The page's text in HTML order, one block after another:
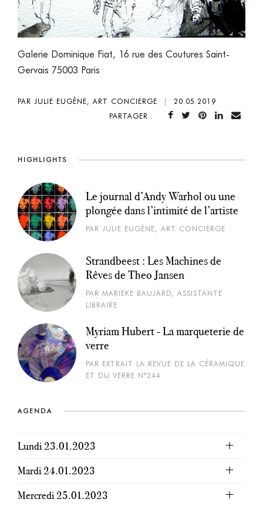
Galerie Dominique Fiat, 16 rue des Coutures Saint-
Gervais 75003 Paris
PAR JULIE EUGÈNE, ART CONCIERGE
20.05.2019
PARTAGER :
HIGHLIGHTS
Le journal d’Andy Warhol ou une
plongée dans l’intimité de l’artiste
PAR JULIE EUGÈNE, ART CONCIERGE
Strandbeest : Les Machines de
Rêves de Theo Jansen
PAR MARIEKE BAUJARD, ASSISTANTE
LIBRAIRE
Myriam Hubert - La marqueterie de
verre
PAR EXTRAIT LA REVUE DE LA CÉRAMIQUE
ET DU VERRE N°244
AGENDA
Lundi 23.01.2023
Mardi 24.01.2023
Mercredi 25.01.2023